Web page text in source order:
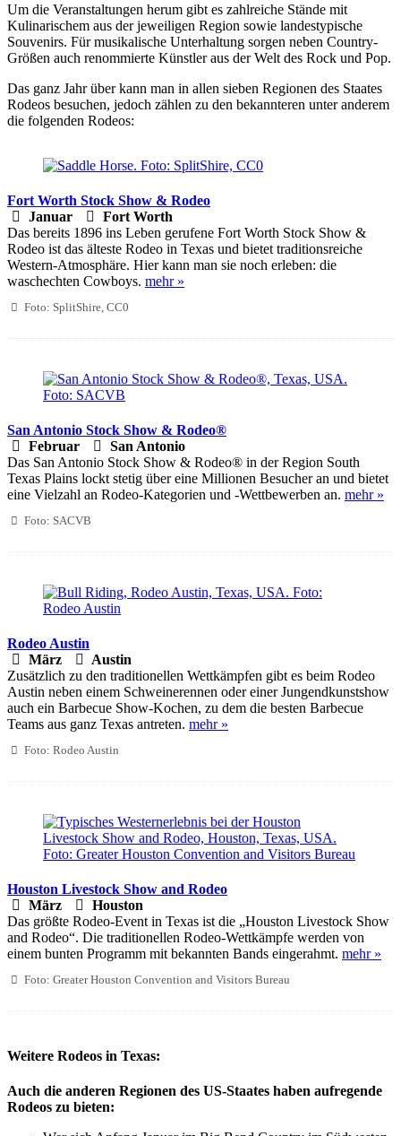
Um die Veranstaltungen herum gibt es zahlreiche Stände mit
Kulinarischem aus der jeweiligen Region sowie landestypische
Souvenirs. Für musikalische Unterhaltung sorgen neben Country-
Größen auch renommierte Künstler aus der Welt des Rock und Pop.
Das ganz Jahr über kann man in allen sieben Regionen des Staates
Rodeos besuchen, jedoch zählen zu den bekannteren unter anderem
die folgenden Rodeos:
Fort Worth Stock Show & Rodeo
Januar
Fort Worth
Das bereits 1896 ins Leben gerufene Fort Worth Stock Show &
Rodeo ist das älteste Rodeo in Texas und bietet traditionsreiche
Western-Atmosphäre. Hier kann man sie noch erleben: die
waschechten Cowboys. mehr »
Foto: SplitShire, CC0
San Antonio Stock Show & Rodeo®
Februar
San Antonio
Das San Antonio Stock Show & Rodeo® in der Region South
Texas Plains lockt stetig über eine Millionen Besucher an und bietet
eine Vielzahl an Rodeo-Kategorien und -Wettbewerben an. mehr »
Foto: SACVB
Rodeo Austin
März
Austin
Zusätzlich zu den traditionellen Wettkämpfen gibt es beim Rodeo
Austin neben einem Schweinerennen oder einer Jungendkunstshow
auch ein Barbecue Show-Kochen, zu dem die besten Barbecue
Teams aus ganz Texas antreten. mehr »
Foto: Rodeo Austin
Houston Livestock Show and Rodeo
März
Houston
Das größte Rodeo-Event in Texas ist die „Houston Livestock Show
and Rodeo“. Die traditionellen Rodeo-Wettkämpfe werden von
einem bunten Programm mit bekannten Bands eingerahmt. mehr »
Foto: Greater Houston Convention and Visitors Bureau
Weitere Rodeos in Texas:
Auch die anderen Regionen des US-Staates haben aufregende
Rodeos zu bieten: